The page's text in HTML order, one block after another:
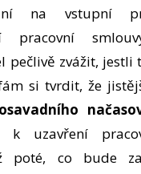
na vstupní
pracovní
pečlivě zvážit, jestli
si tvrdit, že
uzavření
poté, co bude